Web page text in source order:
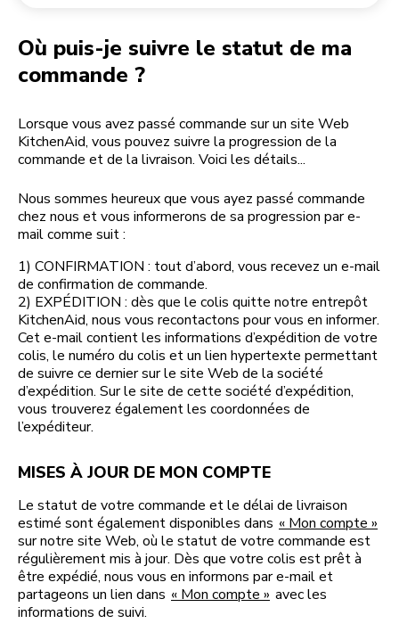
Où puis-je suivre le statut de ma
commande ?
Lorsque vous avez passé commande sur un site Web
KitchenAid, vous pouvez suivre la progression de la
commande et de la livraison. Voici les détails...
Nous sommes heureux que vous ayez passé commande
chez nous et vous informerons de sa progression par e-
mail comme suit :
1) CONFIRMATION : tout d’abord, vous recevez un e-mail
de confirmation de commande.
2) EXPÉDITION : dès que le colis quitte notre entrepôt
KitchenAid, nous vous recontactons pour vous en informer.
Cet e-mail contient les informations d’expédition de votre
colis, le numéro du colis et un lien hypertexte permettant
de suivre ce dernier sur le site Web de la société
d’expédition. Sur le site de cette société d’expédition,
vous trouverez également les coordonnées de
l’expéditeur.
MISES À JOUR DE MON COMPTE
Le statut de votre commande et le délai de livraison
estimé sont également disponibles dans « Mon compte »
sur notre site Web, où le statut de votre commande est
régulièrement mis à jour. Dès que votre colis est prêt à
être expédié, nous vous en informons par e-mail et
partageons un lien dans « Mon compte » avec les
informations de suivi.